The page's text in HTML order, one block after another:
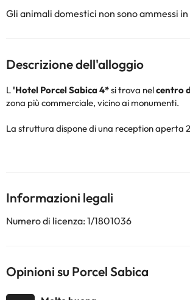
Gli animali domestici non sono ammessi
Descrizione dell'alloggio
L'Hotel Porcel Sabica 4*si trova nelcentro
zona più commerciale, vicino ai monumenti.
La struttura dispone di una reception aperta
modo da poterti assistere ogni volta che ne
condizionata e riscaldamento (stagionale),
un tuffo nella piscina all'aperto situata sul tetto
fantastica!
attrezzato con doccia o vasca, asciugacapelli
L'hotel si trova nella
Informazioni legali
Numero di licenza: 1/1801036
Opinioni su Porcel Sabica